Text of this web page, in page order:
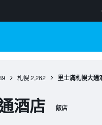
札幌 2,262 里士滿札幌大通
酒店 飯店